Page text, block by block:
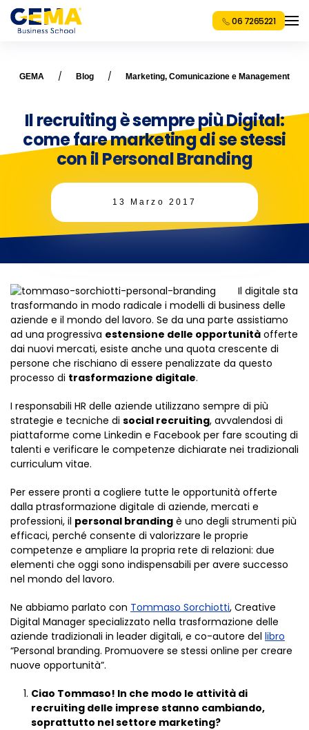
06 7265221
GEMA Blog Marketing, Comunicazione e Management
Il recruiting è sempre più Digital:
come fare marketing di se stessi
con il Personal Branding
13 Marzo 2017
Il digitale sta
trasformando in modo radicale i modelli di business delle
aziende e il mondo del lavoro. Se da una parte assistiamo
ad una progressiva estensione delle opportunità offerte
dai nuovi mercati, esiste anche una quota crescente di
persone che rischiano di essere penalizzate da questo
processo di trasformazione digitale.
I responsabili HR delle aziende utilizzano sempre di più
strategie e tecniche di social recruiting, avvalendosi di
piattaforme come Linkedin e Facebook per fare scouting di
talenti e verificare le competenze dichiarate nei tradizionali
curriculum vitae.
Per essere pronti a cogliere tutte le opportunità offerte
dalla ptrasformazione digitale di aziende, mercati e
professioni, il personal branding è uno degli strumenti più
efficaci, perché consente di valorizzare le proprie
competenze e ampliare la propria rete di relazioni: due
elementi che oggi sono indispensabili per avere successo
nel mondo del lavoro.
Ne abbiamo parlato con Tommaso Sorchiotti, Creative
Digital Manager specializzato nella trasformazione delle
aziende tradizionali in leader digitali, e co-autore del libro
“Personal branding. Promuovere se stessi online per creare
nuove opportunità”.
Ciao Tommaso! In che modo le attività di
recruiting delle imprese stanno cambiando,
soprattutto nel settore marketing?